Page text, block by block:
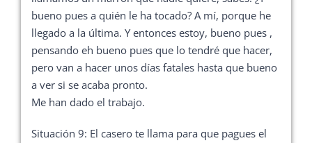
bueno pues a quién le ha tocado? A mí, porque he
llegado a la última. Y entonces estoy, bueno pues ,
pensando eh bueno pues que lo tendré que hacer,
pero van a hacer unos días fatales hasta que bueno
a ver si se acaba pronto.
Me han dado el trabajo.
Situación 9: El casero te llama para que pagues el